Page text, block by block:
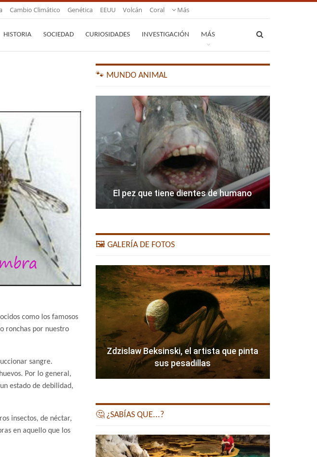
Cambio Climático Genética EEUU Volcán Coral Más
HISTORIA SOCIEDAD CURIOSIDADES INVESTIGACIÓN MÁS
como los famosos
ronchas por nuestro
sangre.
Por lo general,
estado de debilidad,
insectos, de néctar,
en aquello que los
🐾 MUNDO ANIMAL
El pez que tiene dientes de humano
🖼️ GALERÍA DE FOTOS
Zdzislaw Beksinski, el artista que pinta
sus pesadillas
🤔 ¿SABÍAS QUE...?